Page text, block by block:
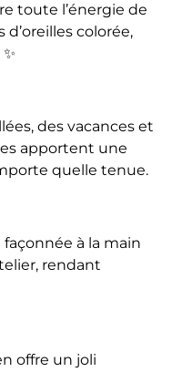
toute l’énergie de
d’oreilles colorée,
des vacances et
apportent une
quelle tenue.
à la main
rendant
offre un joli